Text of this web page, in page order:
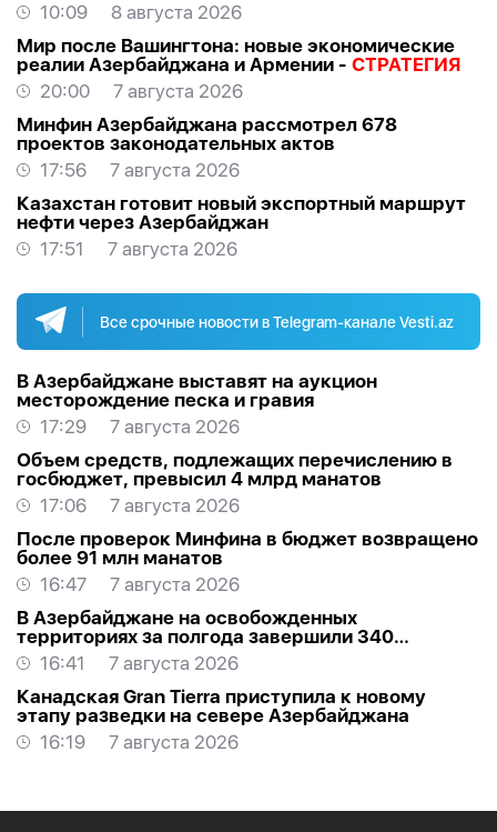
10:09
8 августа 2026
Мир после Вашингтона: новые экономические
реалии Азербайджана и Армении - СТРАТЕГИЯ
20:00
7 августа 2026
Минфин Азербайджана рассмотрел 678
проектов законодательных актов
17:56
7 августа 2026
Казахстан готовит новый экспортный маршрут
нефти через Азербайджан
17:51
7 августа 2026
Все срочные новости в Telegram-канале Vesti.az
В Азербайджане выставят на аукцион
месторождение песка и гравия
17:29
7 августа 2026
Объем средств, подлежащих перечислению в
госбюджет, превысил 4 млрд манатов
17:06
7 августа 2026
После проверок Минфина в бюджет возвращено
более 91 млн манатов
16:47
7 августа 2026
В Азербайджане на освобожденных
территориях за полгода завершили 340
проектов
16:41
7 августа 2026
Канадская Gran Tierra приступила к новому
этапу разведки на севере Азербайджана
16:19
7 августа 2026